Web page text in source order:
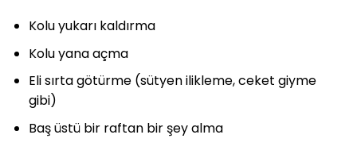
Kolu yukarı kaldırma
Kolu yana açma
Eli sırta götürme (sütyen ilikleme, ceket giyme
gibi)
Baş üstü bir raftan bir şey alma